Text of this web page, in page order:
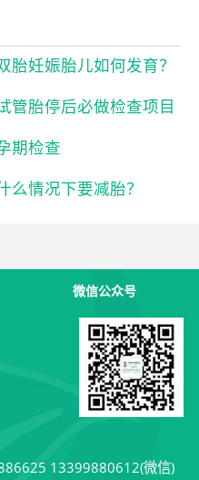
胎妊娠胎儿如何发育？
管胎停后必做检查项目
期检查
么情况下要减胎？
微信公众号
13399880612(微信)